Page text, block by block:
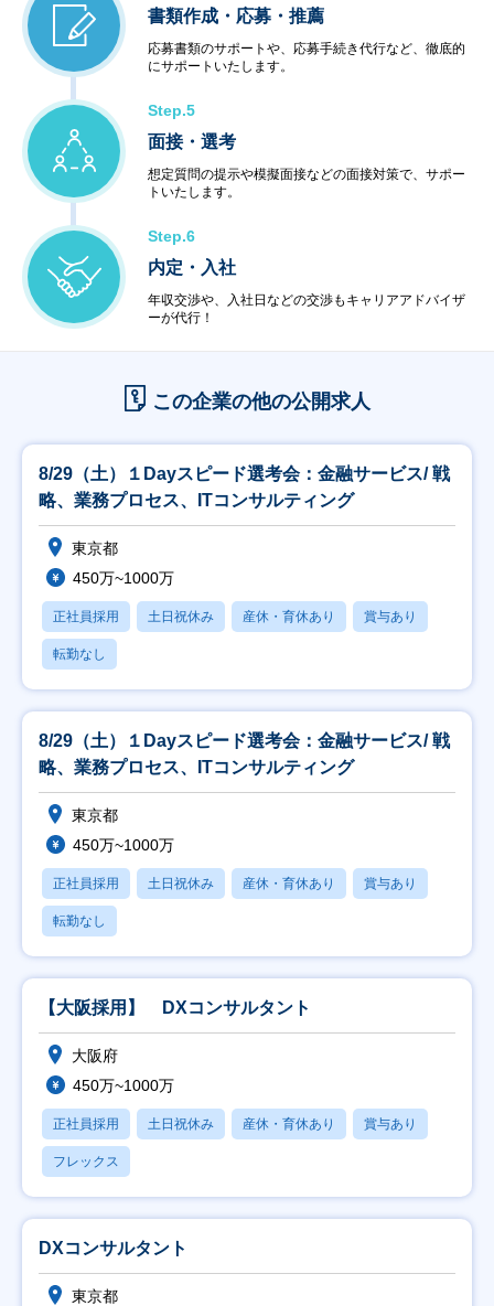
書類作成・応募・推薦
応募書類のサポートや、応募手続き代行など、徹底的
にサポートいたします。
Step.5
面接・選考
想定質問の提示や模擬面接などの面接対策で、サポー
トいたします。
Step.6
内定・入社
年収交渉や、入社日などの交渉もキャリアアドバイザ
ーが代行！
この企業の他の公開求人
8/29（土）１Dayスピード選考会：金融サービス/ 戦
略、業務プロセス、ITコンサルティング
東京都
450万~1000万
正社員採用 土日祝休み 産休・育休あり 賞与あり
転勤なし
8/29（土）１Dayスピード選考会：金融サービス/ 戦
略、業務プロセス、ITコンサルティング
東京都
450万~1000万
正社員採用 土日祝休み 産休・育休あり 賞与あり
転勤なし
【大阪採用】 DXコンサルタント
大阪府
450万~1000万
正社員採用 土日祝休み 産休・育休あり 賞与あり
フレックス
DXコンサルタント
東京都